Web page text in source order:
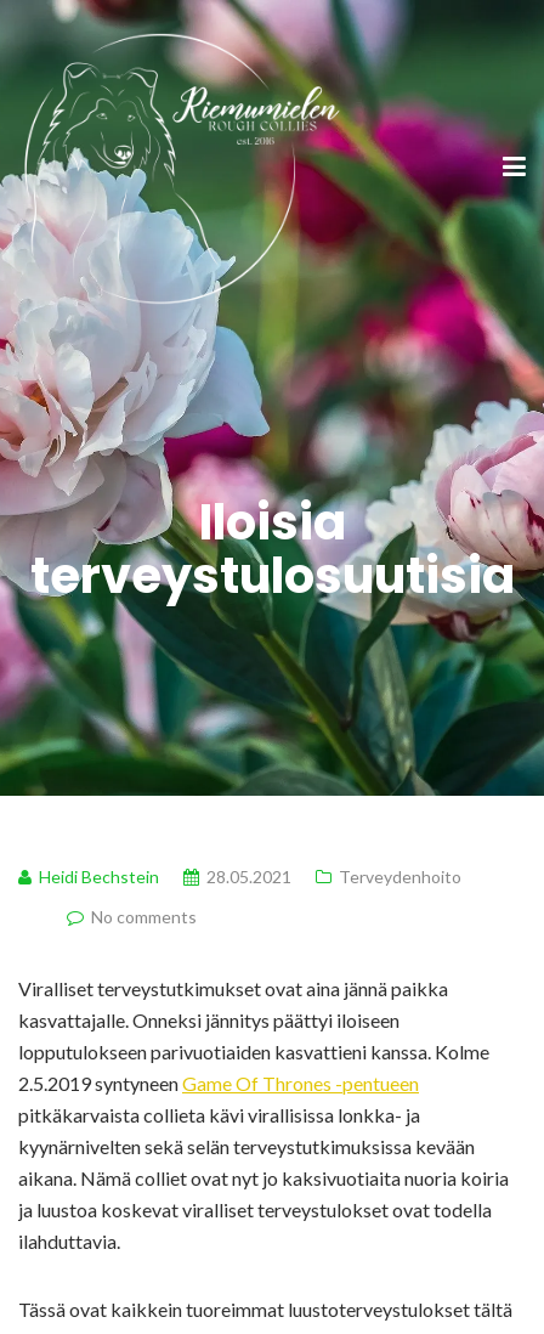
Iloisia
terveystulosuutisia
Heidi Bechstein 28.05.2021
Terveydenhoito
No comments
Viralliset terveystutkimukset ovat aina jännä paikka
kasvattajalle. Onneksi jännitys päättyi iloiseen
lopputulokseen parivuotiaiden kasvattieni kanssa. Kolme
2.5.2019 syntyneenGame Of Thrones -pentueen
pitkäkarvaista collieta kävi virallisissa lonkka- ja
kyynärnivelten sekä selän terveystutkimuksissa kevään
aikana. Nämä colliet ovat nyt jo kaksivuotiaita nuoria koiria
ja luustoa koskevat viralliset terveystulokset ovat todella
ilahduttavia.
Tässä ovat kaikkein tuoreimmat luustoterveystulokset tältä